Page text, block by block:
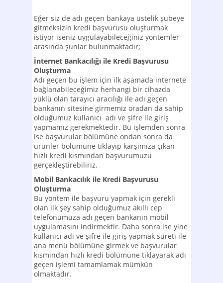
Eğer siz de adı geçen bankaya üstelik şubeye
gitmeksizin kredi başvurusu oluşturmak
istiyor iseniz uygulayabileceğiniz yöntemler
arasında şunlar bulunmaktadır;
İnternet Bankacılığı ile Kredi Başvurusu
Oluşturma
Adı geçen bu işlem için ilk aşamada internete
bağlanabileceğimiz herhangi bir cihazda
yüklü olan tarayıcı aracılığı ile adı geçen
bankanın sitesine girmemiz oradan da sahip
olduğumuz kullanıcı adı ve şifre ile giriş
yapmamız gerekmektedir. Bu işlemden sonra
ise başvurular bölümüne ondan sonra da
ürünler bölümüne tıklayıp karşımıza çıkan
hızlı kredi kısmından başvurumuzu
gerçekleştirebiliriz.
Mobil Bankacılık ile Kredi Başvurusu
Oluşturma
Bu yöntem ile başvuru yapmak için gerekli
olan ilk şey sahip olduğumuz akıllı cep
telefonumuza adı geçen bankanın mobil
uygulamasını indirmektir. Daha sonra ise yine
kullanıcı adı ve şifre ile giriş yapmak sureti ile
ana menü bölümüne girmek ve başvurular
kısmından hızlı kredi bölümüne tıklayarak adı
geçen işlemi tamamlamak mümkün
olmaktadır.